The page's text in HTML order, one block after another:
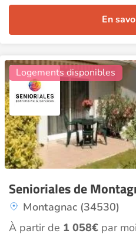
En
Senioriales de
Montagnac (34530)
Logements disponibles
À partir de 1 058€ par